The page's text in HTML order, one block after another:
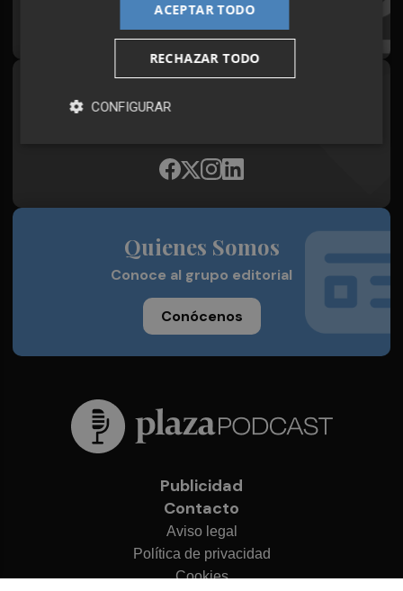
¡Quiero suscribirme!
Síguenos en redes
Quienes Somos
Conoce al grupo editorial
Conócenos
Publicidad
Contacto
Aviso legal
Política de privacidad
Cookies
ACEPTAR TODO
RECHAZAR TODO
CONFIGURAR